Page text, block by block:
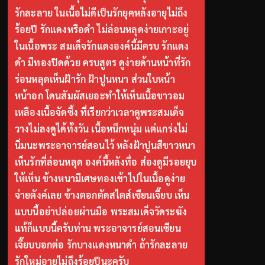
รักละลาย ในเนื้อไม่ดีเป็นรักยุคหลังอายุไม่ถึง
ร้อยปี รักแดงหรือดำ ไม่ล่อนหลุดง่ายเกาะอยู่
ในเนื้อพระ สมเด็จรักแดงองค์นี้มีครบ รักแดง
ดำ มีทองปิดด้วย ครบสูตร ดูง่ายด้านหน้าที่รัก
ร่อนหลุดเห็นฝ้ารัก ฝ้าปูนหนา ส่วนใบหน้า
หน้าอก โดนสัมผัสเยอะทำให้เห็นเนื้อขาวอม
เหลืองเนื้อจัดซึ้ง ที่เรียกว่าเวลาดูพระสมเด็จ
วางไม่ลงดูได้ทั้งวัน เนื้อหนึกหนุ่ม แต่แกร่งไม่
นิ่มนะพระอาจารย์สอนไว้ หลังฝ้าปูนสีขาวหนา
เห็นรักที่ล่อนหลุด องค์นี้หลังทื่อ ส่องดูมีรอยยุบ
ให้เห็น ข้างหนามีเศษทองเข้าไปในเนื้อดูง่าย
จ่ายตังค์เลย ข้างตอกตัดสไตส์เซียนเจี๊ยบ เห็น
แบบนี้อย่าปล่อยผ่านมือ พระสมเด็จวัดระฆัง
แท้ก็แบบนี้ครับท่าน พระอาจารย์สอนเซียน
เจี๊ยบบอกต่อ รักบางแดงหนาดำ ถ้ารักละลาย
รักใหม่อายุไม่ถึงร้อยปีนะครับ